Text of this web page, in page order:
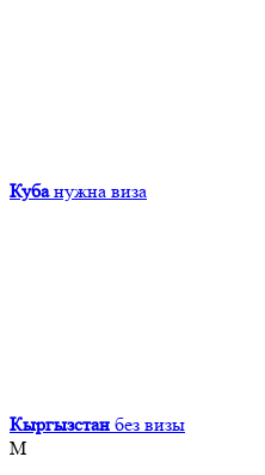
Куба нужна виза
Кыргызcтан без визы
М